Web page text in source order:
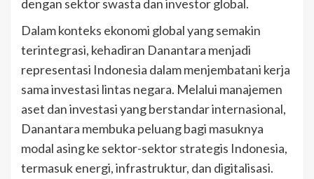
dengan sektor swasta dan investor global.
Dalam konteks ekonomi global yang semakin
terintegrasi, kehadiran Danantara menjadi
representasi Indonesia dalam menjembatani kerja
sama investasi lintas negara. Melalui manajemen
aset dan investasi yang berstandar internasional,
Danantara membuka peluang bagi masuknya
modal asing ke sektor-sektor strategis Indonesia,
termasuk energi, infrastruktur, dan digitalisasi.